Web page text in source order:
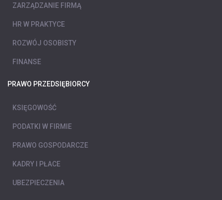
ZARZĄDZANIE FIRMĄ
HR W PRAKTYCE
ROZWÓJ OSOBISTY
FINANSE
PRAWO PRZEDSIĘBIORCY
KSIĘGOWOŚĆ
PODATKI W FIRMIE
PRAWO GOSPODARCZE
KADRY I PŁACE
UBEZPIECZENIA